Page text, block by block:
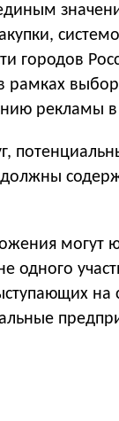
городов
рамках
рекламы в
должны
могут
одного
на